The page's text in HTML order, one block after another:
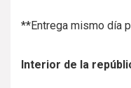
**Entrega mismo día
Interior de la